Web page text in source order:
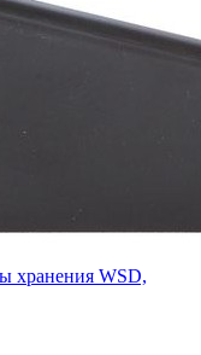
хранения WSD,